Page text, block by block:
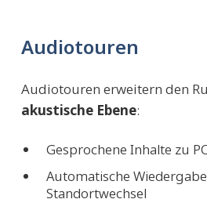
Audiotouren
Audiotouren erweitern den
akustische Ebene:
Gesprochene Inhalte zu
Automatische
Standortwechsel